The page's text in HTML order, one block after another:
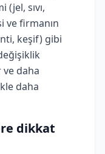
(jel, sıvı,
ve firmanın
keşif) gibi
daha
daha
dikkat